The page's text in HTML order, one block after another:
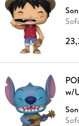
w/